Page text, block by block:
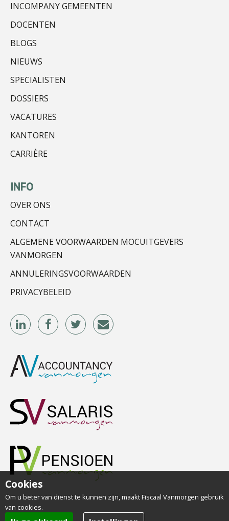
INCOMPANY GEMEENTEN
DOCENTEN
BLOGS
NIEUWS
SPECIALISTEN
DOSSIERS
VACATURES
KANTOREN
CARRIÈRE
INFO
OVER ONS
CONTACT
ALGEMENE VOORWAARDEN MOCUITGEVERS
VANMORGEN
ANNULERINGSVOORWAARDEN
PRIVACYBELEID
Cookies
Om u beter van dienst te kunnen zijn, maakt Fiscaal Vanmorgen gebruik
van cookies.